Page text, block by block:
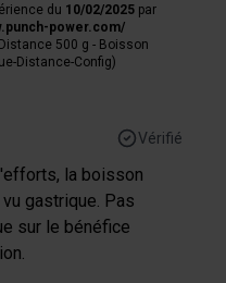
du 10/02/2025 par
power.com/
500 g - Boisson
Distance-Config)
Vérifié
la boisson
gastrique. Pas
sur le bénéfice